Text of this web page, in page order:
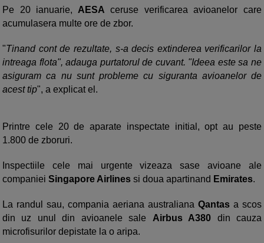
Pe 20 ianuarie, AESA ceruse verificarea avioanelor care
acumulasera multe ore de zbor.
"Tinand cont de rezultate, s-a decis extinderea verificarilor la
intreaga flota", adauga purtatorul de cuvant. "Ideea este sa ne
asiguram ca nu sunt probleme cu siguranta avioanelor de
acest tip", a explicat el.
Printre cele 20 de aparate inspectate initial, opt au peste
1.800 de zboruri.
Inspectiile cele mai urgente vizeaza sase avioane ale
companiei Singapore Airlines si doua apartinand Emirates.
La randul sau, compania aeriana australiana Qantas a scos
din uz unul din avioanele sale Airbus A380 din cauza
microfisurilor depistate la o aripa.